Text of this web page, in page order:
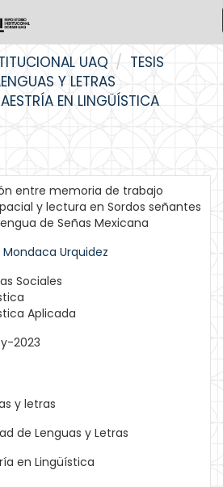
UAQ
TESIS
Y LETRAS
EN LINGÜÍSTICA
entre memoria de trabajo
y lectura en Sordos señantes
de Señas Mexicana
Mondaca Urquidez
Sociales
Aplicada
2023
y letras
de Lenguas y Letras
en Lingüística